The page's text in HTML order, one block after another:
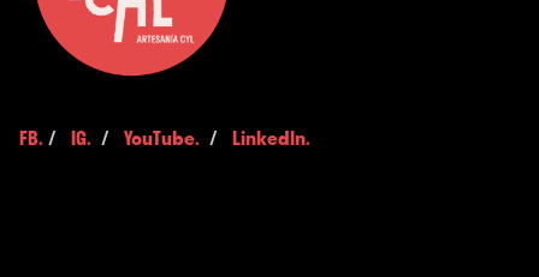
FB. / IG. / YouTube. / LinkedIn.